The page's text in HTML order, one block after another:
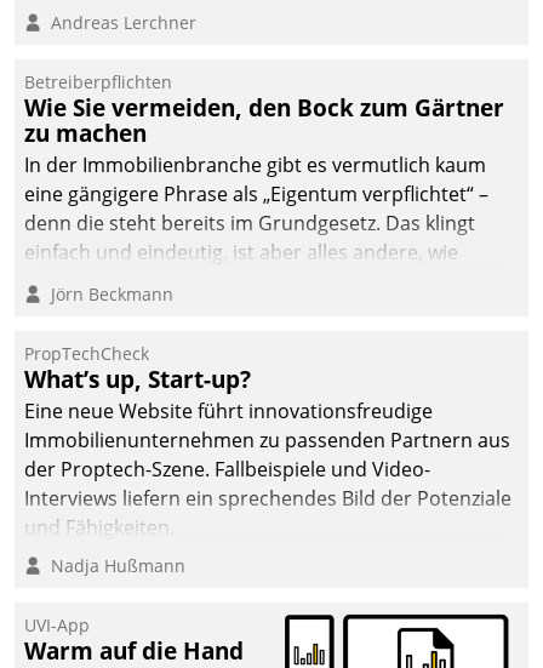
Andreas Lerchner
Betreiberpflichten
Wie Sie vermeiden, den Bock zum Gärtner
zu machen
In der Immobilienbranche gibt es vermutlich kaum
eine gängigere Phrase als „Eigentum verpflichtet“ –
denn die steht bereits im Grundgesetz. Das klingt
einfach und eindeutig, ist aber alles andere, wie
Branchenbeschäftigte wissen. Denn mit der
Verantwortung folgen Verpflichtungen.
Jörn Beckmann
PropTechCheck
What’s up, Start-up?
Eine neue Website führt innovationsfreudige
Immobilienunternehmen zu passenden Partnern aus
der Proptech-Szene. Fallbeispiele und Video-
Interviews liefern ein sprechendes Bild der Potenziale
und Fähigkeiten.
Nadja Hußmann
UVI-App
Warm auf die Hand